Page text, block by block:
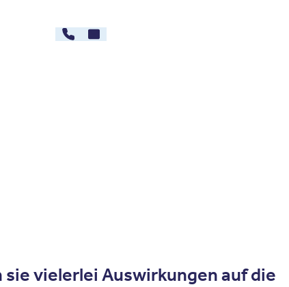
030 - 26478607
Kontakt
vielerlei Auswirkungen auf die